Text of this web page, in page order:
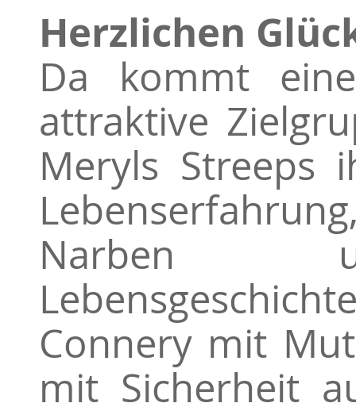
Herzlichen
Da kommt
attraktive
Meryls Streeps
Narben
Connery mit
mit Sicherheit